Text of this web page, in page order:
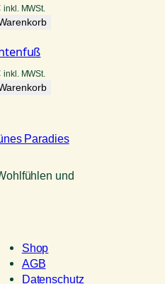
inkl. MWSt.
inkl. MWSt.
und
Shop
AGB
Datenschutz